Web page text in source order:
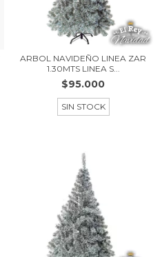
ARBOL NAVIDEÑO LINEA ZAR
1.30MTS LINEA S...
$95.000
SIN STOCK